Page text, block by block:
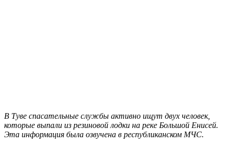
В Туве спасательные службы активно ищут двух человек,
которые выпали из резиновой лодки на реке Большой Енисей.
Эта информация была озвучена в республиканском МЧС.